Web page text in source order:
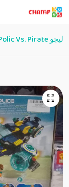
ليجو Tech Polic Vs. Pirate